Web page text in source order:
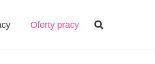
Oferty pracy